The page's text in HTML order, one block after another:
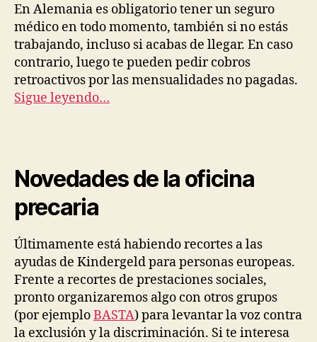
En Alemania es obligatorio tener un seguro
médico en todo momento, también si no estás
trabajando, incluso si acabas de llegar. En caso
contrario, luego te pueden pedir cobros
retroactivos por las mensualidades no pagadas.
Sigue leyendo…
Novedades de la oficina
precaria
Últimamente está habiendo recortes a las
ayudas de Kindergeld para personas europeas.
Frente a recortes de prestaciones sociales,
pronto organizaremos algo con otros grupos
(por ejemploBASTA) para levantar la voz contra
la exclusión y la discriminación. Si te interesa